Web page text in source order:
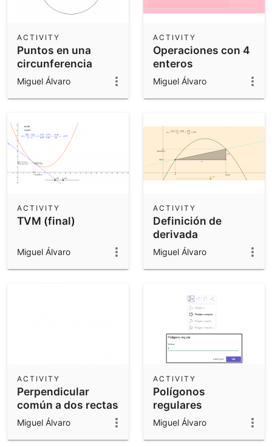
Puntos en una
circunferencia
ACTIVITY
Miguel Álvaro
Operaciones con 4
enteros
ACTIVITY
Miguel Álvaro
TVM (final)
ACTIVITY
Miguel Álvaro
Definición de
derivada
ACTIVITY
Miguel Álvaro
Perpendicular
común a dos rectas
ACTIVITY
Miguel Álvaro
Polígonos
regulares
ACTIVITY
Miguel Álvaro